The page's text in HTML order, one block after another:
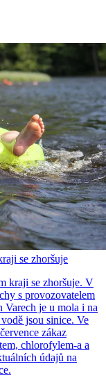
se zhoršuje
kraji se zhoršuje. V
s provozovatelem
je u mola i na
jsou sinice. Ve
zákaz
chlorofylem-a a
údajů na